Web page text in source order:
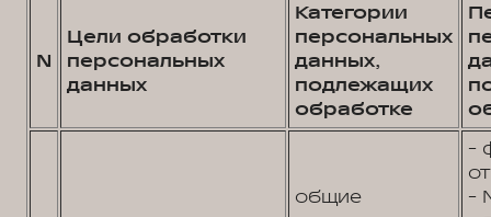
N
Цели обработки
персональных
данных
Категории
персональных
данных,
подлежащих
обработке
общие
-
-